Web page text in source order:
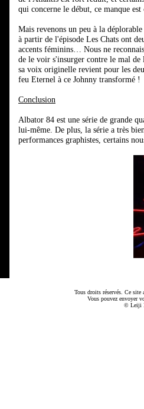
qui concerne le début, ce manque
Mais revenons un peu à la
à partir de l'épisode Les Chats ont
accents féminins… Nous ne
de le voir s'insurger contre le mal de
sa voix originelle revient pour les
feu Eternel à ce Johnny transformé !
Conclusion
Albator 84 est une série de grande
lui-même. De plus, la série a très
performances graphistes, certains
Tous droits réservés. Ce site
Vous pouvez envoyer
© Leiji